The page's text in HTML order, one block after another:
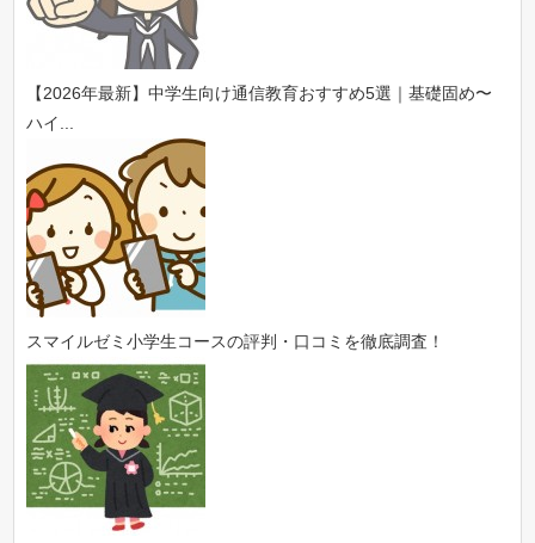
【2026年最新】中学生向け通信教育おすすめ5選｜基礎固め〜
ハイ...
スマイルゼミ小学生コースの評判・口コミを徹底調査！